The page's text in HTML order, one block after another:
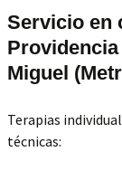
Servicio en
Miguel
Terapias
técnicas: